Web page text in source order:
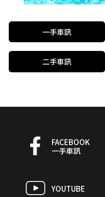
一手車訊
二手車訊
FACEBOOK
一手車訊
YOUTUBE